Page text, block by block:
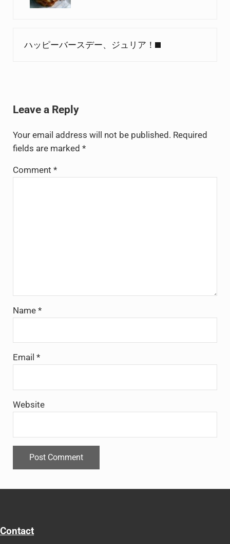
ハッピーバースデー、ジュリア！
Leave a Reply
Your email address will not be published. Required
fields are marked *
Comment *
Name *
Email *
Website
Contact